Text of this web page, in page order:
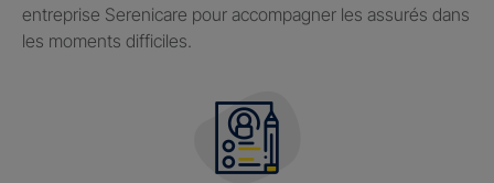
entreprise Serenicare pour accompagner les assurés dans
les moments difficiles.